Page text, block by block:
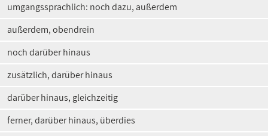
umgangssprachlich: noch dazu, außerdem
außerdem, obendrein
noch darüber hinaus
zusätzlich, darüber hinaus
darüber hinaus, gleichzeitig
ferner, darüber hinaus, überdies